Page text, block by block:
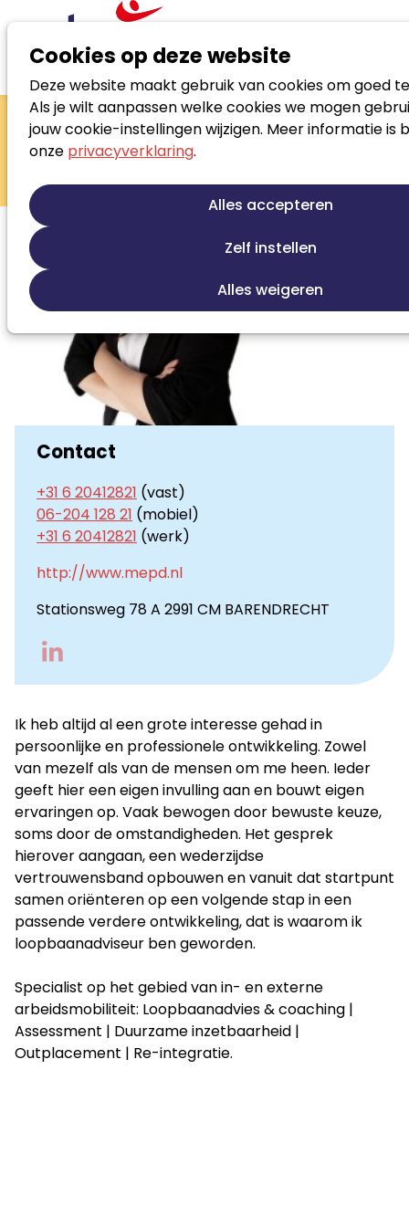
Cookies op deze website
Deze website maakt gebruik van cookies om goed
Als je wilt aanpassen welke cookies we mogen
jouw cookie-instellingen wijzigen. Meer informatie is
onze privacyverklaring.
Alles accepteren
Zelf instellen
Alles weigeren
Zoek loopbaanspecialist
Christien
Schneider
Loopbaanadviseur
Contact
+31 6 20412821 (vast)
06-204 128 21 (mobiel)
+31 6 20412821 (werk)
http://www.mepd.nl
Stationsweg 78 A 2991 CM BARENDRECHT
Ik heb altijd al een grote interesse gehad in
persoonlijke en professionele ontwikkeling. Zowel
van mezelf als van de mensen om me heen. Ieder
geeft hier een eigen invulling aan en bouwt eigen
ervaringen op. Vaak bewogen door bewuste keuze,
soms door de omstandigheden. Het gesprek
hierover aangaan, een wederzijdse
vertrouwensband opbouwen en vanuit dat startpunt
samen oriënteren op een volgende stap in een
passende verdere ontwikkeling, dat is waarom ik
loopbaanadviseur ben geworden.
Specialist op het gebied van in- en externe
arbeidsmobiliteit: Loopbaanadvies & coaching |
Assessment | Duurzame inzetbaarheid |
Outplacement | Re-integratie.